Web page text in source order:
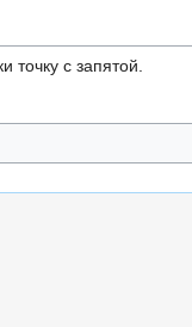
точку с запятой.